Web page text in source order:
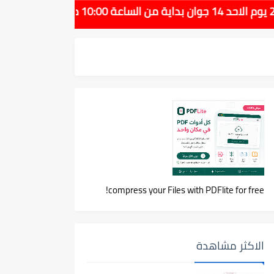
compress your Files with PDFlite for free!
الاكثر مشاهدة